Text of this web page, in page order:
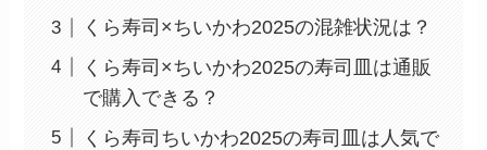
くら寿司×ちいかわ2025の混雑状況は？
くら寿司×ちいかわ2025の寿司皿は通販
で購入できる？
くら寿司ちいかわ2025の寿司皿は人気で